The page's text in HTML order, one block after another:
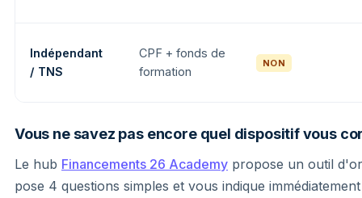
Indépendant
/ TNS
CPF + fonds de
formation
NON
Vous ne savez pas encore quel dispositif vous
Le hub Financements 26 Academy propose un outil
pose 4 questions simples et vous indique